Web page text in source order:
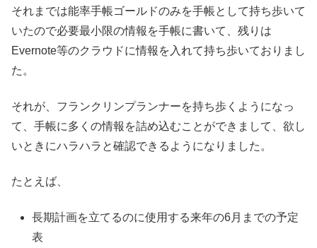
それまでは能率手帳ゴールドのみを手帳として持ち歩いて
いたので必要最小限の情報を手帳に書いて、残りは
Evernote等のクラウドに情報を入れて持ち歩いておりまし
た。
それが、フランクリンプランナーを持ち歩くようになっ
て、手帳に多くの情報を詰め込むことができまして、欲し
いときにハラハラと確認できるようになりました。
たとえば、
長期計画を立てるのに使用する来年の6月までの予定
表